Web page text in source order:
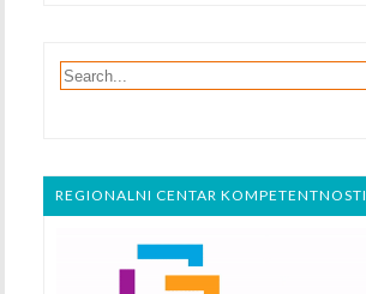
REGIONALNI CENTAR KOMPETENTNOSTI